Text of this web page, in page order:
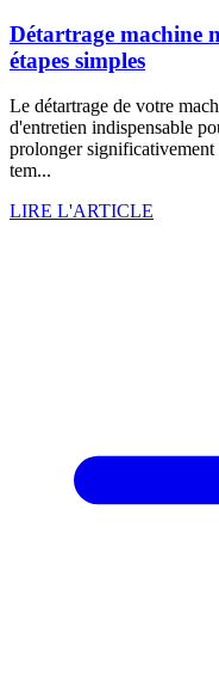
Détartrage machine
étapes simples
Le détartrage de votre
d'entretien indispensable
prolonger
tem...
LIRE L'ARTICLE